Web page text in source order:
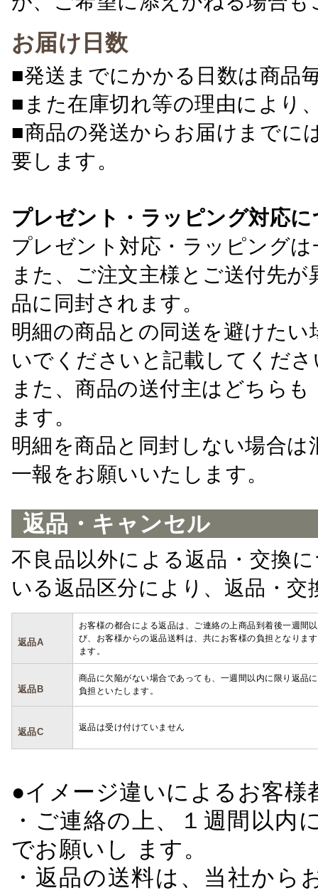
お届け日数
■発送までにかかる日数は商品
■また在庫切れ等の理由により
■商品の発送からお届けまでに
要します。
プレゼント・ラッピング対応
プレゼント対応・ラッピング
また、ご注文主様とご送付先
品に同封されます。
明細の商品との同送を避けた
いでくださいと記載してくださ
また、商品の送付主はどちら
ます。
明細を商品と同封しない場合
一報をお願いいたします。
返品・キャンセル
不良品以外による返品・交換
いる返品区分により、返品・
返品A
お客様の都合による返品は、ご連絡の上商品到着後一週間
び、お客様からの返品送料は、共にお客様の負担となりま
ます。
返品B
商品に欠陥がない場合であっても、一週間以内に限り返品
負担といたします。
返品C 返品は受け付けていません
●イメージ違いによるお客
・ご連絡の上、１週間以
でお願いし ます。
・返品の送料は、当社か